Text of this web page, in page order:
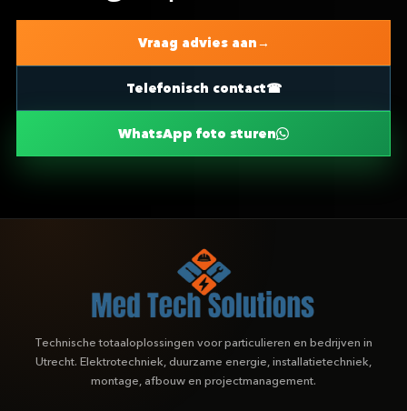
Vraag advies aan
Telefonisch contact
WhatsApp foto sturen
Technische totaaloplossingen voor particulieren en bedrijven in
Utrecht. Elektrotechniek, duurzame energie, installatietechniek,
montage, afbouw en projectmanagement.